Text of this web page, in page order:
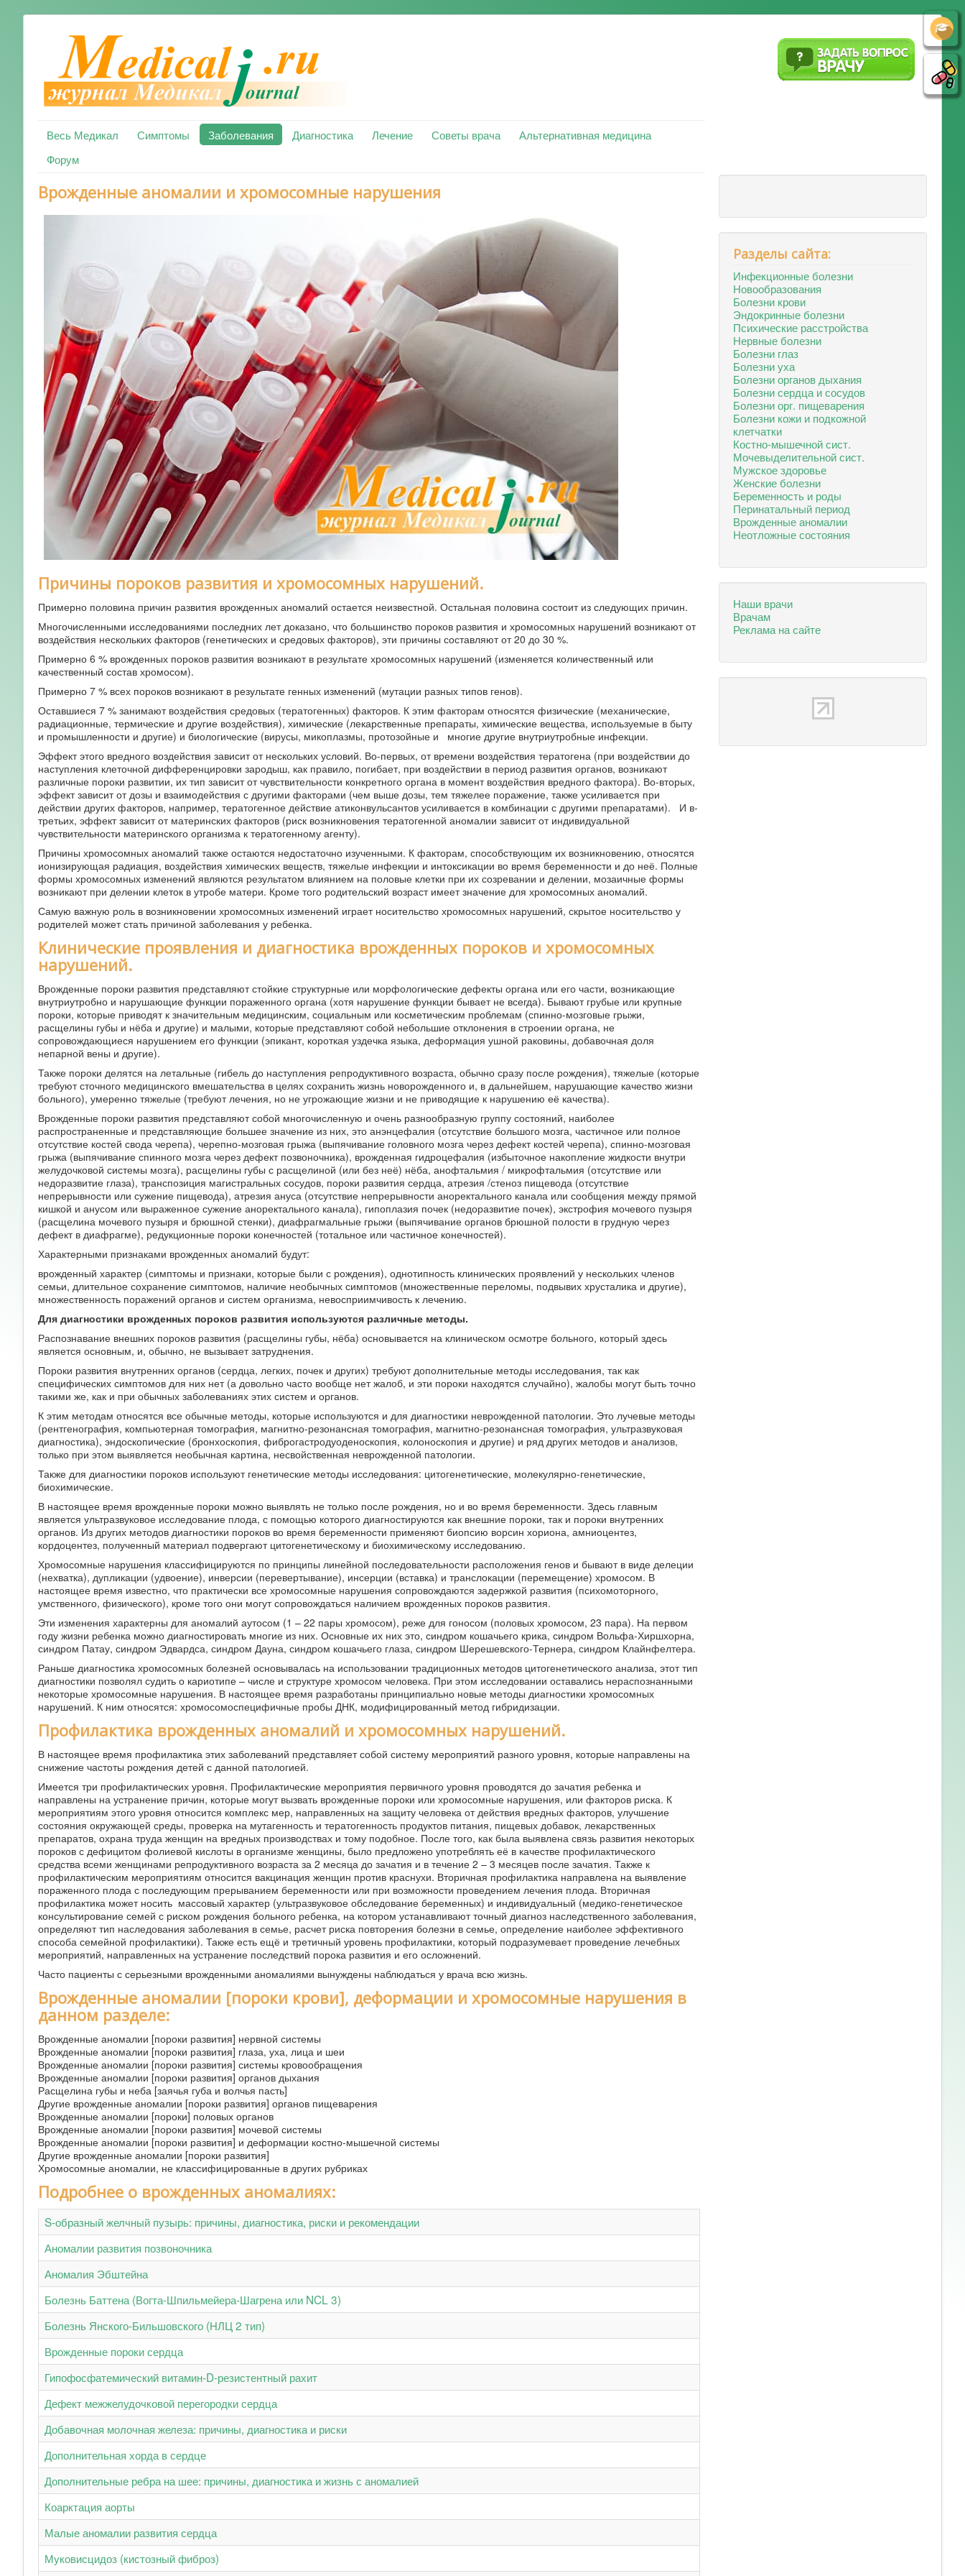
Весь Медикал Симптомы Заболевания Диагностика Лечение Советы врача
Альтернативная медицина
Форум
Врожденные аномалии и хромосомные нарушения
Причины пороков развития и хромосомных нарушений.
Примерно половина причин развития врожденных аномалий остается неизвестной. Остальная половина состоит из следующих причин.
Многочисленными исследованиями последних лет доказано, что большинство пороков развития и хромосомных нарушений возникают от
воздействия нескольких факторов (генетических и средовых факторов), эти причины составляют от 20 до 30 %.
Примерно 6 % врожденных пороков развития возникают в результате хромосомных нарушений (изменяется количественный или
качественный состав хромосом).
Примерно 7 % всех пороков возникают в результате генных изменений (мутации разных типов генов).
Оставшиеся 7 % занимают воздействия средовых (тератогенных) факторов. К этим факторам относятся физические (механические,
радиационные, термические и другие воздействия), химические (лекарственные препараты, химические вещества, используемые в быту
и промышленности и другие) и биологические (вирусы, микоплазмы, протозойные и многие другие внутриутробные инфекции.
Эффект этого вредного воздействия зависит от нескольких условий. Во-первых, от времени воздействия тератогена (при воздействии до
наступления клеточной дифференцировки зародыш, как правило, погибает, при воздействии в период развития органов, возникают
различные пороки развитии, их тип зависит от чувствительности конкретного органа в момент воздействия вредного фактора). Во-вторых,
эффект зависит от дозы и взаимодействия с другими факторами (чем выше дозы, тем тяжелее поражение, также усиливается при
действии других факторов, например, тератогенное действие атиконвульсантов усиливается в комбинации с другими препаратами). И в-
третьих, эффект зависит от материнских факторов (риск возникновения тератогенной аномалии зависит от индивидуальной
чувствительности материнского организма к тератогенному агенту).
Причины хромосомных аномалий также остаются недостаточно изученными. К факторам, способствующим их возникновению, относятся
ионизирующая радиация, воздействия химических веществ, тяжелые инфекции и интоксикации во время беременности и до неё. Полные
формы хромосомных изменений являются результатом влиянием на половые клетки при их созревании и делении, мозаичные формы
возникают при делении клеток в утробе матери. Кроме того родительский возраст имеет значение для хромосомных аномалий.
Самую важную роль в возникновении хромосомных изменений играет носительство хромосомных нарушений, скрытое носительство у
родителей может стать причиной заболевания у ребенка.
Клинические проявления и диагностика врожденных пороков и хромосомных
нарушений.
Врожденные пороки развития представляют стойкие структурные или морфологические дефекты органа или его части, возникающие
внутриутробно и нарушающие функции пораженного органа (хотя нарушение функции бывает не всегда). Бывают грубые или крупные
пороки, которые приводят к значительным медицинским, социальным или косметическим проблемам (спинно-мозговые грыжи,
расщелины губы и нёба и другие) и малыми, которые представляют собой небольшие отклонения в строении органа, не
сопровождающиеся нарушением его функции (эпикант, короткая уздечка языка, деформация ушной раковины, добавочная доля
непарной вены и другие).
Также пороки делятся на летальные (гибель до наступления репродуктивного возраста, обычно сразу после рождения), тяжелые (которые
требуют сточного медицинского вмешательства в целях сохранить жизнь новорожденного и, в дальнейшем, нарушающие качество жизни
больного), умеренно тяжелые (требуют лечения, но не угрожающие жизни и не приводящие к нарушению её качества).
Врожденные пороки развития представляют собой многочисленную и очень разнообразную группу состояний, наиболее
распространенные и представляющие большее значение из них, это анэнцефалия (отсутствие большого мозга, частичное или полное
отсутствие костей свода черепа), черепно-мозговая грыжа (выпячивание головного мозга через дефект костей черепа), спинно-мозговая
грыжа (выпячивание спинного мозга через дефект позвоночника), врожденная гидроцефалия (избыточное накопление жидкости внутри
желудочковой системы мозга), расщелины губы с расщелиной (или без неё) нёба, анофтальмия / микрофтальмия (отсутствие или
недоразвитие глаза), транспозиция магистральных сосудов, пороки развития сердца, атрезия /стеноз пищевода (отсутствие
непрерывности или сужение пищевода), атрезия ануса (отсутствие непрерывности аноректального канала или сообщения между прямой
кишкой и анусом или выраженное сужение аноректального канала), гипоплазия почек (недоразвитие почек), экстрофия мочевого пузыря
(расщелина мочевого пузыря и брюшной стенки), диафрагмальные грыжи (выпячивание органов брюшной полости в грудную через
дефект в диафрагме), редукционные пороки конечностей (тотальное или частичное конечностей).
Характерными признаками врожденных аномалий будут:
врожденный характер (симптомы и признаки, которые были с рождения), однотипность клинических проявлений у нескольких членов
семьи, длительное сохранение симптомов, наличие необычных симптомов (множественные переломы, подвывих хрусталика и другие),
множественность поражений органов и систем организма, невосприимчивость к лечению.
Для диагностики врожденных пороков развития используются различные методы.
Распознавание внешних пороков развития (расщелины губы, нёба) основывается на клиническом осмотре больного, который здесь
является основным, и, обычно, не вызывает затруднения.
Пороки развития внутренних органов (сердца, легких, почек и других) требуют дополнительные методы исследования, так как
специфических симптомов для них нет (а довольно часто вообще нет жалоб, и эти пороки находятся случайно), жалобы могут быть точно
такими же, как и при обычных заболеваниях этих систем и органов.
К этим методам относятся все обычные методы, которые используются и для диагностики неврожденной патологии. Это лучевые методы
(рентгенография, компьютерная томография, магнитно-резонансная томография, магнитно-резонансная томография, ультразвуковая
диагностика), эндоскопические (бронхоскопия, фиброгастродуоденоскопия, колоноскопия и другие) и ряд других методов и анализов,
только при этом выявляется необычная картина, несвойственная неврожденной патологии.
Также для диагностики пороков используют генетические методы исследования: цитогенетические, молекулярно-генетические,
биохимические.
В настоящее время врожденные пороки можно выявлять не только после рождения, но и во время беременности. Здесь главным
является ультразвуковое исследование плода, с помощью которого диагностируются как внешние пороки, так и пороки внутренних
органов. Из других методов диагностики пороков во время беременности применяют биопсию ворсин хориона, амниоцентез,
кордоцентез, полученный материал подвергают цитогенетическому и биохимическому исследованию.
Хромосомные нарушения классифицируются по принципы линейной последовательности расположения генов и бывают в виде делеции
(нехватка), дупликации (удвоение), инверсии (перевертывание), инсерции (вставка) и транслокации (перемещение) хромосом. В
настоящее время известно, что практически все хромосомные нарушения сопровождаются задержкой развития (психомоторного,
умственного, физического), кроме того они могут сопровождаться наличием врожденных пороков развития.
Эти изменения характерны для аномалий аутосом (1 – 22 пары хромосом), реже для гоносом (половых хромосом, 23 пара). На первом
году жизни ребенка можно диагностировать многие из них. Основные их них это, синдром кошачьего крика, синдром Вольфа-Хиршхорна,
синдром Патау, синдром Эдвардса, синдром Дауна, синдром кошачьего глаза, синдром Шерешевского-Тернера, синдром Клайнфелтера.
Раньше диагностика хромосомных болезней основывалась на использовании традиционных методов цитогенетического анализа, этот тип
диагностики позволял судить о кариотипе – числе и структуре хромосом человека. При этом исследовании оставались нераспознанными
некоторые хромосомные нарушения. В настоящее время разработаны принципиально новые методы диагностики хромосомных
нарушений. К ним относятся: хромосомоспецифичные пробы ДНК, модифицированный метод гибридизации.
Профилактика врожденных аномалий и хромосомных нарушений.
В настоящее время профилактика этих заболеваний представляет собой систему мероприятий разного уровня, которые направлены на
снижение частоты рождения детей с данной патологией.
Имеется три профилактических уровня. Профилактические мероприятия первичного уровня проводятся до зачатия ребенка и
направлены на устранение причин, которые могут вызвать врожденные пороки или хромосомные нарушения, или факторов риска. К
мероприятиям этого уровня относится комплекс мер, направленных на защиту человека от действия вредных факторов, улучшение
состояния окружающей среды, проверка на мутагенность и тератогенность продуктов питания, пищевых добавок, лекарственных
препаратов, охрана труда женщин на вредных производствах и тому подобное. После того, как была выявлена связь развития некоторых
пороков с дефицитом фолиевой кислоты в организме женщины, было предложено употреблять её в качестве профилактического
средства всеми женщинами репродуктивного возраста за 2 месяца до зачатия и в течение 2 – 3 месяцев после зачатия. Также к
профилактическим мероприятиям относится вакцинация женщин против краснухи. Вторичная профилактика направлена на выявление
пораженного плода с последующим прерыванием беременности или при возможности проведением лечения плода. Вторичная
профилактика может носить массовый характер (ультразвуковое обследование беременных) и индивидуальный (медико-генетическое
консультирование семей с риском рождения больного ребенка, на котором устанавливают точный диагноз наследственного заболевания,
определяют тип наследования заболевания в семье, расчет риска повторения болезни в семье, определение наиболее эффективного
способа семейной профилактики). Также есть ещё и третичный уровень профилактики, который подразумевает проведение лечебных
мероприятий, направленных на устранение последствий порока развития и его осложнений.
Часто пациенты с серьезными врожденными аномалиями вынуждены наблюдаться у врача всю жизнь.
Врожденные аномалии [пороки крови], деформации и хромосомные нарушения в
данном разделе:
Врожденные аномалии [пороки развития] нервной системы
Врожденные аномалии [пороки развития] глаза, уха, лица и шеи
Врожденные аномалии [пороки развития] системы кровообращения
Врожденные аномалии [пороки развития] органов дыхания
Расщелина губы и неба [заячья губа и волчья пасть]
Другие врожденные аномалии [пороки развития] органов пищеварения
Врожденные аномалии [пороки] половых органов
Врожденные аномалии [пороки развития] мочевой системы
Врожденные аномалии [пороки развития] и деформации костно-мышечной системы
Другие врожденные аномалии [пороки развития]
Хромосомные аномалии, не классифицированные в других рубриках
Подробнее о врожденных аномалиях:
S-образный желчный пузырь: причины, диагностика, риски и рекомендации
Аномалии развития позвоночника
Аномалия Эбштейна
Болезнь Баттена (Вогта-Шпильмейера-Шагрена или NCL 3)
Болезнь Янского-Бильшовского (НЛЦ 2 тип)
Врожденные пороки сердца
Гипофосфатемический витамин-D-резистентный рахит
Дефект межжелудочковой перегородки сердца
Добавочная молочная железа: причины, диагностика и риски
Дополнительная хорда в сердце
Дополнительные ребра на шее: причины, диагностика и жизнь с аномалией
Коарктация аорты
Малые аномалии развития сердца
Муковисцидоз (кистозный фиброз)
Разделы сайта:
Инфекционные болезни
Новообразования
Болезни крови
Эндокринные болезни
Психические расстройства
Нервные болезни
Болезни глаз
Болезни уха
Болезни органов дыхания
Болезни сердца и сосудов
Болезни орг. пищеварения
Болезни кожи и подкожной
клетчатки
Костно-мышечной сист.
Мочевыделительной сист.
Мужское здоровье
Женские болезни
Беременность и роды
Перинатальный период
Врожденные аномалии
Неотложные состояния
Наши врачи
Врачам
Реклама на сайте